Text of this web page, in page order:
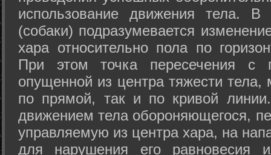
использование движения тела.
(собаки) подразумевается
хара относительно пола по
При этом точка пересечения с
опущенной из центра тяжести
по прямой, так и по кривой
движением тела обороняющегося,
управляемую из центра хара, на
для нарушения его равновесия